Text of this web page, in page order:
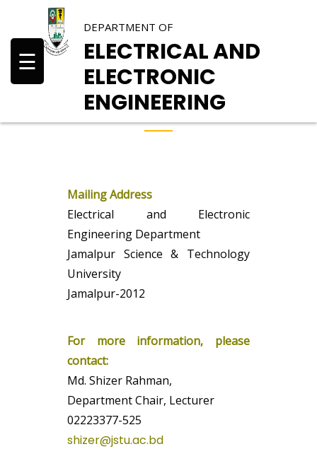
☰
DEPARTMENT OF
ELECTRICAL AND
ELECTRONIC
ENGINEERING
Contact Us
Mailing Address
Electrical and Electronic
Engineering Department
Jamalpur Science & Technology
University
Jamalpur-2012
For more information, please
contact:
Md. Shizer Rahman,
Department Chair, Lecturer
02223377-525
shizer@jstu.ac.bd